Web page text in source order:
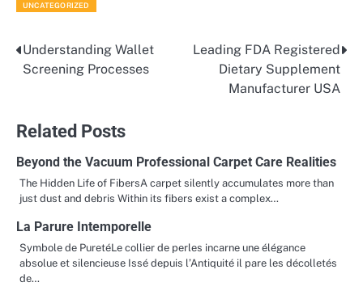
UNCATEGORIZED
Post
navigation
Understanding Wallet
Screening Processes
Leading FDA Registered
Dietary Supplement
Manufacturer USA
Related Posts
Beyond the Vacuum Professional Carpet Care Realities
The Hidden Life of FibersA carpet silently accumulates more than
just dust and debris Within its fibers exist a complex…
La Parure Intemporelle
Symbole de PuretéLe collier de perles incarne une élégance
absolue et silencieuse Issé depuis l’Antiquité il pare les décolletés
de…